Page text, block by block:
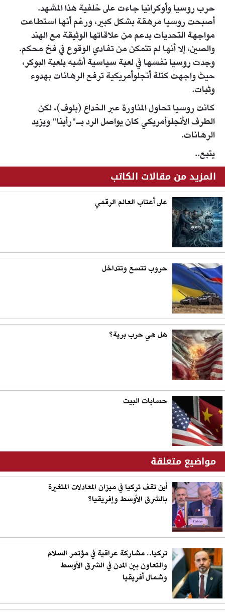
حرب روسيا وأوكرانيا جاءت على خلفية هذا المشهد.
أصبحت روسيا مرهقة بشكل كبير، ورغم أنها استطاعت
مواجهة التحديات بدعم من علاقاتها الوثيقة مع الهند
والصين، إلا أنها لم تتمكن من تفادي الوقوع في فخ محكم.
وجدت روسيا نفسها في لعبة سياسية أشبه بلعبة البوكر،
حيث واجهت كتلة أنجلوأمريكية ترفع الرهانات بهدوء
وثبات.
كانت روسيا تحاول المناورة عبر الخداع (بلوف)، لكن
الطرف الأنجلوأمريكي كان يواصل الرد بـ"رأينا" ويزيد
الرهانات.
يتبع..
المزيد من مقالات الكاتب
على أعتاب العالم الرقمي
حروب تتسع وتتداخل
هل هي حرب برية؟
حسابات البيت
مواضيع متعلقة
أين تقف تركيا في ميزان المعادلات المتغيرة
بالشرق الأوسط وإفريقيا؟
تركيا.. مشاركة عراقية في مؤتمر السلام
والتعاون بين المدن في الشرق الأوسط
وشمال أفريقيا